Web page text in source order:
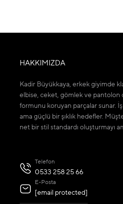
HAKKIMIZDA
Kadir Büyükkaya, erkek giyimde
elbise, ceket, gömlek ve pantolon
formunu koruyan parçalar sunar.
ama güçlü bir şıklık hedefler.
net bir stil standardı oluşturmayı
Telefon
0533 258 25 66
E-Posta
[email protected]